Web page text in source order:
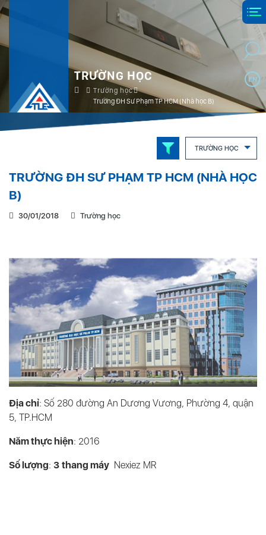
EN
TRƯỜNG HỌC
Trường học
Trường ĐH Sư Phạm TP HCM (Nhà học B)
TRƯỜNG HỌC
TRƯỜNG ĐH SƯ PHẠM TP HCM (NHÀ HỌC
B)
30/01/2018 Trường học
Địa chỉ: Số 280 đường An Dương Vương, Phường 4, quận
5, TP.HCM
Năm thực hiện: 2016
Số lượng: 3 thang máy Nexiez MR